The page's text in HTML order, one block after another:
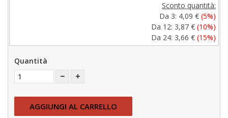
Sconto quantità:
Da 3: 4,09 € (5%)
Da 12: 3,87 € (10%)
Da 24: 3,66 € (15%)
Quantità
AGGIUNGI AL CARRELLO